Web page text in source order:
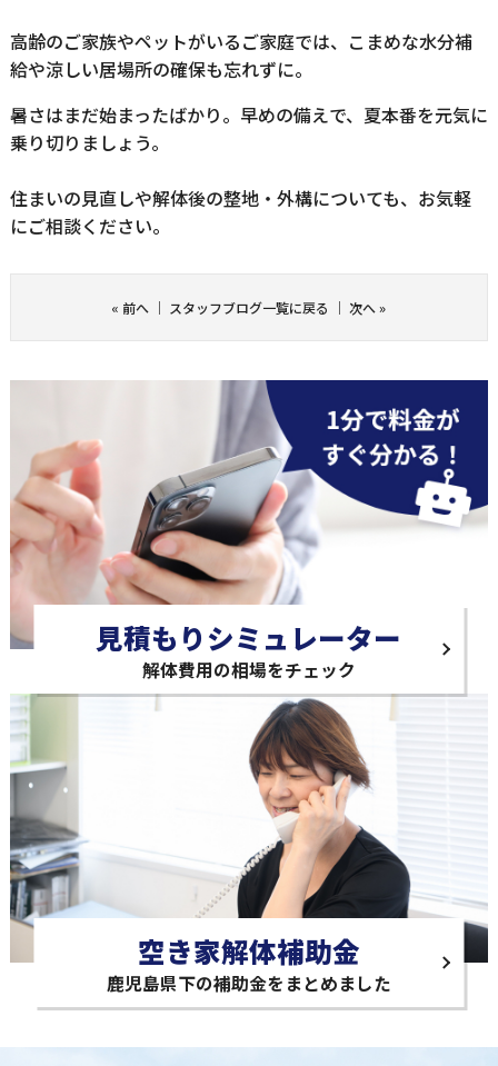
高齢のご家族やペットがいるご家庭では、こまめな水分補
給や涼しい居場所の確保も忘れずに。
暑さはまだ始まったばかり。早めの備えで、夏本番を元気に
乗り切りましょう。
住まいの見直しや解体後の整地・外構についても、お気軽
にご相談ください。
« 前へ ｜ スタッフブログ一覧に戻る ｜次へ»
見積もりシミュレーター
解体費用の相場をチェック
空き家解体補助金
鹿児島県下の補助金をまとめました